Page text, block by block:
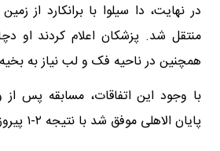
در نهایت، دا سیلوا با برانکارد از
منتقل شد. پزشکان اعلام کردند او
همچنین در ناحیه فک و لب نیاز به
با وجود این اتفاقات، مسابقه پس از
پایان الاهلی موفق شد با نتیجه ۲-۱ پیروز شود.